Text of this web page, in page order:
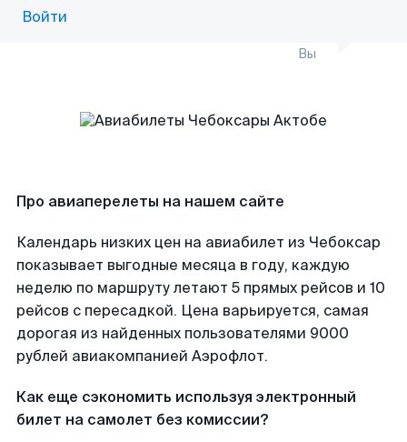
Войти
Вы
Про авиаперелеты на нашем сайте
Календарь низких цен на авиабилет из Чебоксар
показывает выгодные месяца в году, каждую
неделю по маршруту летают 5 прямых рейсов и 10
рейсов с пересадкой. Цена варьируется, самая
дорогая из найденных пользователями 9000
рублей авиакомпанией Аэрофлот.
Как еще сэкономить используя электронный
билет на самолет без комиссии?